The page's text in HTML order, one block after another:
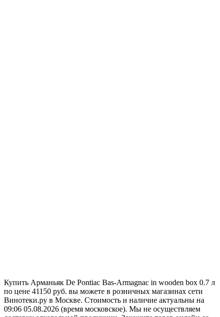
Купить Арманьяк De Pontiac Bas-Armagnac in wooden box 0.7 л
по цене 41150 руб. вы можете в розничных магазинах сети
Винотеки.ру в Москве. Стоимость и наличие актуальны на
09:06 05.08.2026 (время московское). Мы не осуществляем